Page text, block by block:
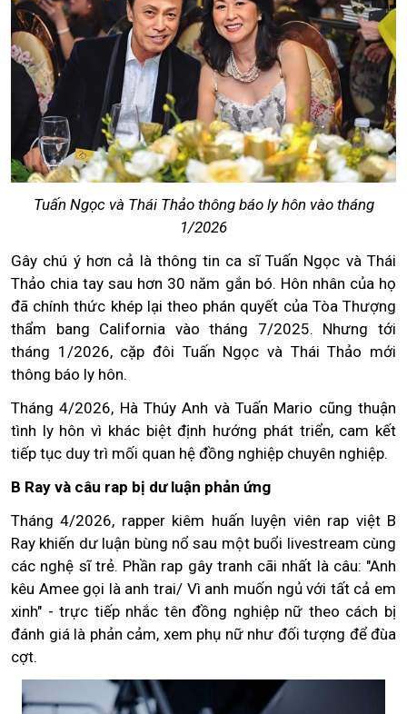
Tuấn Ngọc và Thái Thảo thông báo ly hôn vào tháng
1/2026
Gây chú ý hơn cả là thông tin ca sĩ Tuấn Ngọc và Thái
Thảo chia tay sau hơn 30 năm gắn bó. Hôn nhân của họ
đã chính thức khép lại theo phán quyết của Tòa Thượng
thẩm bang California vào tháng 7/2025. Nhưng tới
tháng 1/2026, cặp đôi Tuấn Ngọc và Thái Thảo mới
thông báo ly hôn.
Tháng 4/2026, Hà Thúy Anh và Tuấn Mario cũng thuận
tình ly hôn vì khác biệt định hướng phát triển, cam kết
tiếp tục duy trì mối quan hệ đồng nghiệp chuyên nghiệp.
B Ray và câu rap bị dư luận phản ứng
Tháng 4/2026, rapper kiêm huấn luyện viên rap việt B
Ray khiến dư luận bùng nổ sau một buổi livestream cùng
các nghệ sĩ trẻ. Phần rap gây tranh cãi nhất là câu: "Anh
kêu Amee gọi là anh trai/ Vì anh muốn ngủ với tất cả em
xinh" - trực tiếp nhắc tên đồng nghiệp nữ theo cách bị
đánh giá là phản cảm, xem phụ nữ như đối tượng để đùa
cợt.